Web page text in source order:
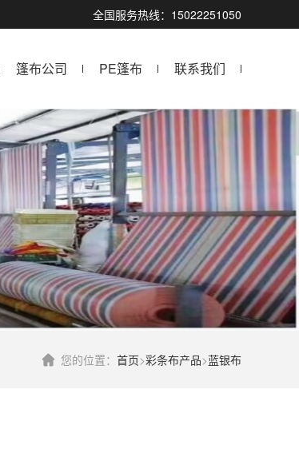
全国服务热线：15022251050
篷布公司 PE篷布 联系我们
您的位置： 首页>彩条布产品>蓝银布